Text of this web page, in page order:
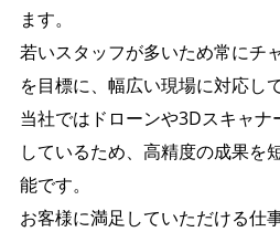
ます。
若いスタッフが多いため常にチ
を目標に、幅広い現場に対応し
当社ではドローンや3Dスキャナ
しているため、高精度の成果を
能です。
お客様に満足していただける仕